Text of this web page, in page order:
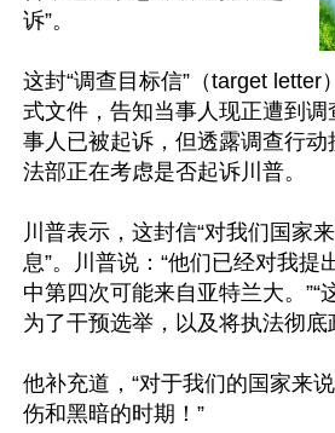
诉”。
这封“调查目标信”（target letter
式文件，告知当事人现正遭到调
事人已被起诉，但透露调查行动
法部正在考虑是否起诉川普。
川普表示，这封信“对我们国家
息”。川普说：“他们已经对我
中第四次可能来自亚特兰大。”“
为了干预选举，以及将执法彻底
他补充道，“对于我们的国家来
伤和黑暗的时期！”